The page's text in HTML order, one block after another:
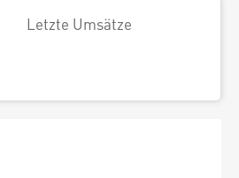
Letzte Umsätze